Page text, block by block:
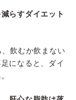
らすダイエット
飲むか飲まない
になると、ダイ